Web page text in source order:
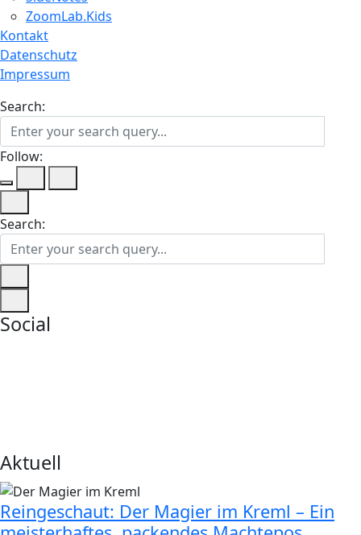
ZoomLab.Kids
Kontakt
Datenschutz
Impressum
Search:
Follow:
Search:
Social
Aktuell
Reingeschaut: Der Magier im Kreml – Ein